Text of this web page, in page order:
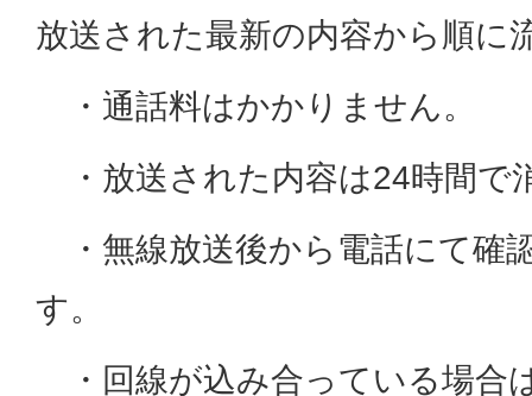
放送された最新の内容から順に
・通話料はかかりません。
・放送された内容は24時間で
・無線放送後から電話にて確
す。
・回線が込み合っている場合